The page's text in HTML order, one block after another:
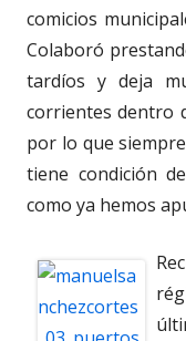
comicios
Colaboró
tardíos y deja
corrientes dentro
por lo que
tiene condición
como ya hemos